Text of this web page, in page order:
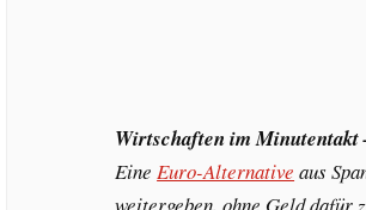
Wirtschaften im Minutentakt
EineEuro-Alternative aus